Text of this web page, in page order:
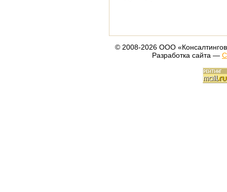
© 2008-2026 ООО
Разработка сайта —